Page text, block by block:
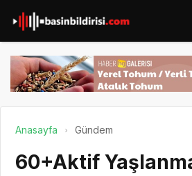
Anasayfa Gündem
60+Aktif